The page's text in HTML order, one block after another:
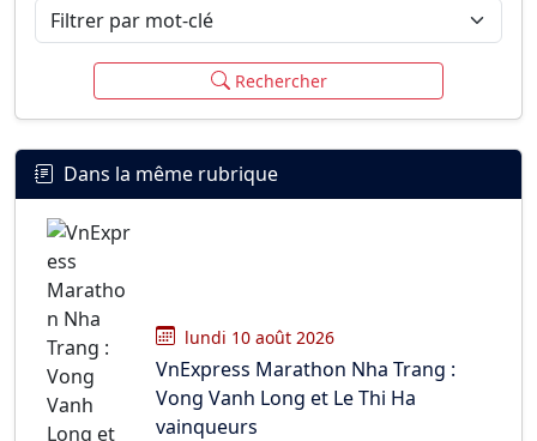
Filtrer par mot-clé
Rechercher
Dans la même rubrique
lundi 10 août 2026
VnExpress Marathon Nha Trang :
Vong Vanh Long et Le Thi Ha
vainqueurs